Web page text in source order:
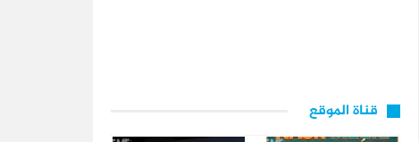
قناة الموقع